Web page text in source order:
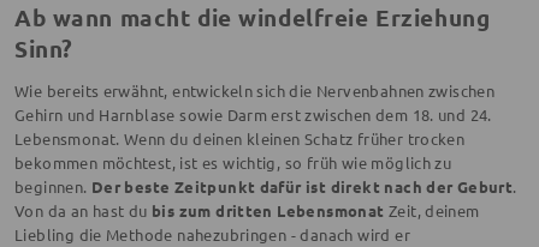
Ab wann macht die windelfreie Erziehung
Sinn?
Wie bereits erwähnt, entwickeln sich die Nervenbahnen zwischen
Gehirn und Harnblase sowie Darm erst zwischen dem 18. und 24.
Lebensmonat. Wenn du deinen kleinen Schatz früher trocken
bekommen möchtest, ist es wichtig, so früh wie möglich zu
beginnen. Der beste Zeitpunkt dafür ist direkt nach der Geburt.
Von da an hast du bis zum dritten Lebensmonat Zeit, deinem
Liebling die Methode nahezubringen - danach wird er